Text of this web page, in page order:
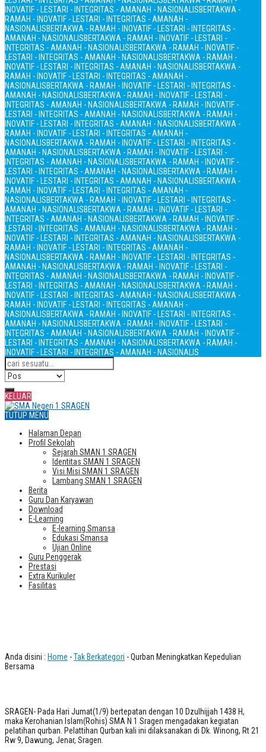
INOVATIF - LESTARI - INTEGRITAS - AMANAH - NASIONALISBERTAKWA -
RAMAH - INOVATIF - LESTARI - INTEGRITAS - AMANAH -
NASIONALISBERTAKWA - RAMAH - INOVATIF - LESTARI - INTEGRITAS -
AMANAH - NASIONALISBERTAKWA - RAMAH - INOVATIF - LESTARI -
INTEGRITAS - AMANAH - NASIONALISBERTAKWA - RAMAH - INOVATIF -
LESTARI - INTEGRITAS - AMANAH - NASIONALISBERTAKWA - RAMAH -
INOVATIF - LESTARI - INTEGRITAS - AMANAH - NASIONALISBERTAKWA -
RAMAH - INOVATIF - LESTARI - INTEGRITAS - AMANAH -
NASIONALISBERTAKWA - RAMAH - INOVATIF - LESTARI - INTEGRITAS -
AMANAH - NASIONALISBERTAKWA - RAMAH - INOVATIF - LESTARI -
INTEGRITAS - AMANAH - NASIONALISBERTAKWA - RAMAH - INOVATIF -
LESTARI - INTEGRITAS - AMANAH - NASIONALISBERTAKWA - RAMAH -
INOVATIF - LESTARI - INTEGRITAS - AMANAH - NASIONALISBERTAKWA -
RAMAH - INOVATIF - LESTARI - INTEGRITAS - AMANAH -
NASIONALISBERTAKWA - RAMAH - INOVATIF - LESTARI - INTEGRITAS -
AMANAH - NASIONALISBERTAKWA - RAMAH - INOVATIF - LESTARI -
INTEGRITAS - AMANAH - NASIONALISBERTAKWA - RAMAH - INOVATIF -
LESTARI - INTEGRITAS - AMANAH - NASIONALISBERTAKWA - RAMAH -
INOVATIF - LESTARI - INTEGRITAS - AMANAH - NASIONALISBERTAKWA -
RAMAH - INOVATIF - LESTARI - INTEGRITAS - AMANAH -
NASIONALISBERTAKWA - RAMAH - INOVATIF - LESTARI - INTEGRITAS -
AMANAH - NASIONALISBERTAKWA - RAMAH - INOVATIF - LESTARI -
INTEGRITAS - AMANAH - NASIONALISBERTAKWA - RAMAH - INOVATIF -
LESTARI - INTEGRITAS - AMANAH - NASIONALISBERTAKWA - RAMAH -
INOVATIF - LESTARI - INTEGRITAS - AMANAH - NASIONALISBERTAKWA -
RAMAH - INOVATIF - LESTARI - INTEGRITAS - AMANAH -
NASIONALISBERTAKWA - RAMAH - INOVATIF - LESTARI - INTEGRITAS -
AMANAH - NASIONALISBERTAKWA - RAMAH - INOVATIF - LESTARI -
INTEGRITAS - AMANAH - NASIONALISBERTAKWA - RAMAH - INOVATIF -
LESTARI - INTEGRITAS - AMANAH - NASIONALISBERTAKWA - RAMAH -
INOVATIF - LESTARI - INTEGRITAS - AMANAH - NASIONALISBERTAKWA -
RAMAH - INOVATIF - LESTARI - INTEGRITAS - AMANAH -
NASIONALISBERTAKWA - RAMAH - INOVATIF - LESTARI - INTEGRITAS -
AMANAH - NASIONALISBERTAKWA - RAMAH - INOVATIF - LESTARI -
INTEGRITAS - AMANAH - NASIONALISBERTAKWA - RAMAH - INOVATIF -
LESTARI - INTEGRITAS - AMANAH - NASIONALISBERTAKWA - RAMAH -
INOVATIF - LESTARI - INTEGRITAS - AMANAH - NASIONALIS
KELUAR
TUTUP MENU
Halaman Depan
Profil Sekolah
Sejarah SMAN 1 SRAGEN
Identitas SMAN 1 SRAGEN
Visi Misi SMAN 1 SRAGEN
Lambang SMAN 1 SRAGEN
Berita
Guru Dan Karyawan
Download
E-Learning
E-learning Smansa
Edukasi Smansa
Ujian Online
Guru Penggerak
Prestasi
Extra Kurikuler
Fasilitas
Anda disini : Home -Tak Berkategori - Qurban Meningkatkan Kepedulian
Bersama
SRAGEN- Pada Hari Jumat(1/9) bertepatan dengan 10 Dzulhijjah 1438 H,
maka Kerohanian Islam(Rohis) SMA N 1 Sragen mengadakan kegiatan
pelatihan qurban. Pelattihan Qurban kali ini dilaksanakan di Dk. Winong, Rt 21
Rw 9, Dawung, Jenar, Sragen.